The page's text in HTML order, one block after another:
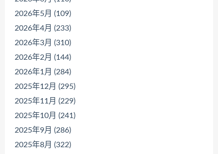
2026年5月 (109)
2026年4月 (233)
2026年3月 (310)
2026年2月 (144)
2026年1月 (284)
2025年12月 (295)
2025年11月 (229)
2025年10月 (241)
2025年9月 (286)
2025年8月 (322)